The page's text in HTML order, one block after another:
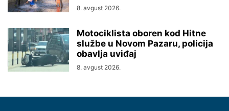
8. avgust 2026.
Motociklista oboren kod Hitne
službe u Novom Pazaru, policija
obavlja uviđaj
8. avgust 2026.